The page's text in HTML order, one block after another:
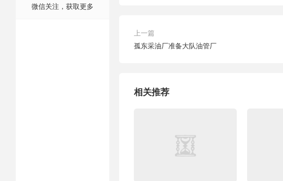
微信关注，获取更多
上一篇
孤东采油厂准备大队油管厂
相关推荐